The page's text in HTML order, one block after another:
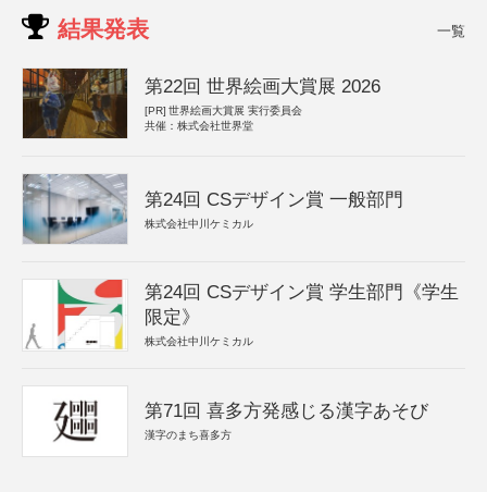
結果発表 一覧
第22回 世界絵画大賞展 2026
[PR] 世界絵画大賞展 実行委員会
共催：株式会社世界堂
第24回 CSデザイン賞 一般部門
株式会社中川ケミカル
第24回 CSデザイン賞 学生部門《学生
限定》
株式会社中川ケミカル
第71回 喜多方発感じる漢字あそび
漢字のまち喜多方